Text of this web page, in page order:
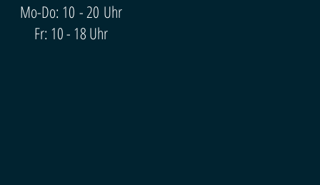
Mo-Do: 10 - 20 Uhr
Fr: 10 - 18 Uhr